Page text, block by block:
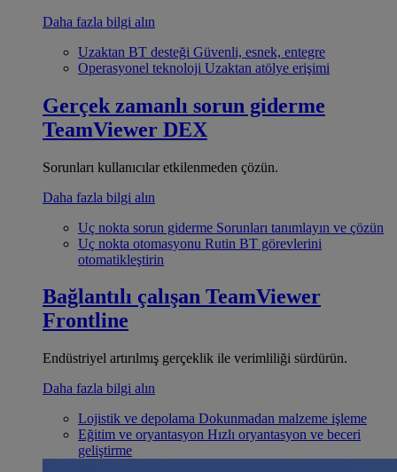
Daha fazla bilgi alın
Uzaktan BT desteği Güvenli, esnek, entegre
Operasyonel teknoloji Uzaktan atölye erişimi
Gerçek zamanlı sorun giderme
TeamViewer DEX
Sorunları kullanıcılar etkilenmeden çözün.
Daha fazla bilgi alın
Uç nokta sorun giderme Sorunları tanımlayın ve çözün
Uç nokta otomasyonu Rutin BT görevlerini
otomatikleştirin
Bağlantılı çalışan TeamViewer
Frontline
Endüstriyel artırılmış gerçeklik ile verimliliği sürdürün.
Daha fazla bilgi alın
Lojistik ve depolama Dokunmadan malzeme işleme
Eğitim ve oryantasyon Hızlı oryantasyon ve beceri
geliştirme